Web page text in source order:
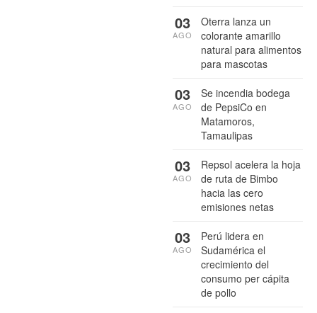
Oterra lanza un
colorante amarillo
natural para alimentos
para mascotas
03
AGO
Se incendia bodega
de PepsiCo en
Matamoros,
Tamaulipas
03
AGO
Repsol acelera la hoja
de ruta de Bimbo
hacia las cero
emisiones netas
03
AGO
Perú lidera en
Sudamérica el
crecimiento del
consumo per cápita
de pollo
03
AGO